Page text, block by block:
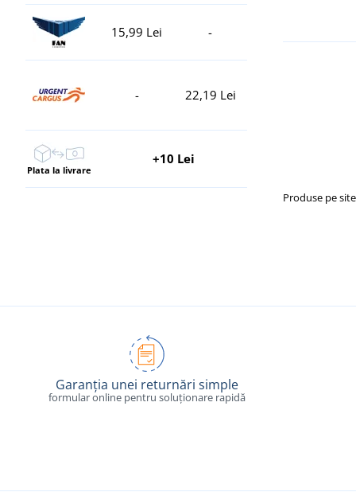
15,99 Lei -
- 22,19 Lei
Plata la livrare
+10 Lei
Produse pe site
Garanția unei returnări simple
formular online pentru soluționare rapidă